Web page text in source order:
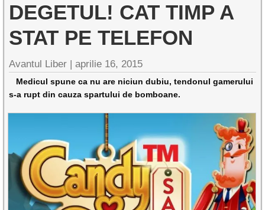
DEGETUL! CAT TIMP A
STAT PE TELEFON
Avantul Liber |aprilie 16, 2015
Medicul spune ca nu are niciun dubiu, tendonul gamerului
s-a rupt din cauza spartului de bomboane.